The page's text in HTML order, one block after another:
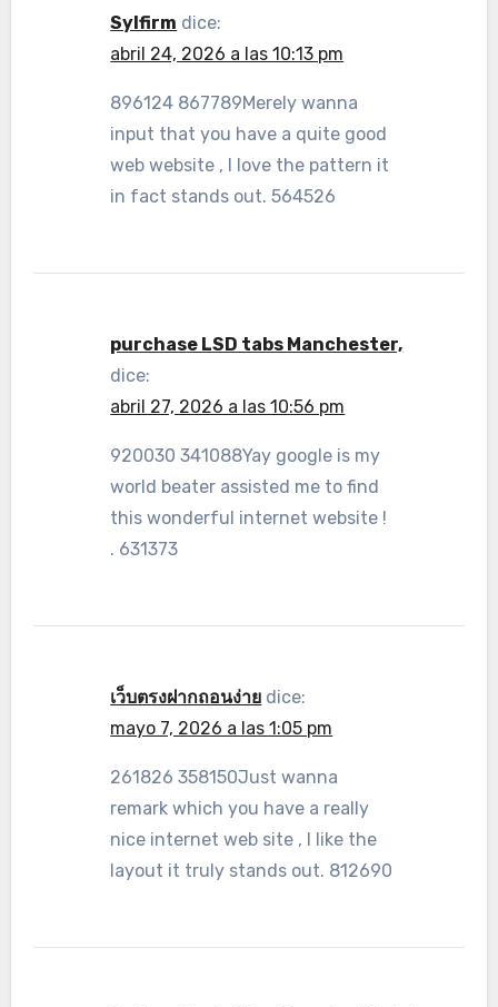
Sylfirm dice:
abril 24, 2026 a las 10:13 pm
896124 867789Merely wanna
input that you have a quite good
web website , I love the pattern it
in fact stands out. 564526
purchase LSD tabs Manchester,
dice:
abril 27, 2026 a las 10:56 pm
920030 341088Yay google is my
world beater assisted me to find
this wonderful internet website !
. 631373
เว็บตรงฝากถอนง่าย dice:
mayo 7, 2026 a las 1:05 pm
261826 358150Just wanna
remark which you have a really
nice internet web site , I like the
layout it truly stands out. 812690